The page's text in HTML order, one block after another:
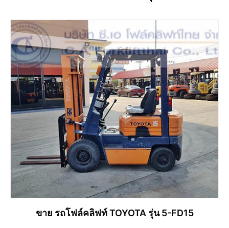
อ่านเพิ่ม
ขาย รถโฟล์คลิฟท์ TOYOTA รุ่น 5-FD15